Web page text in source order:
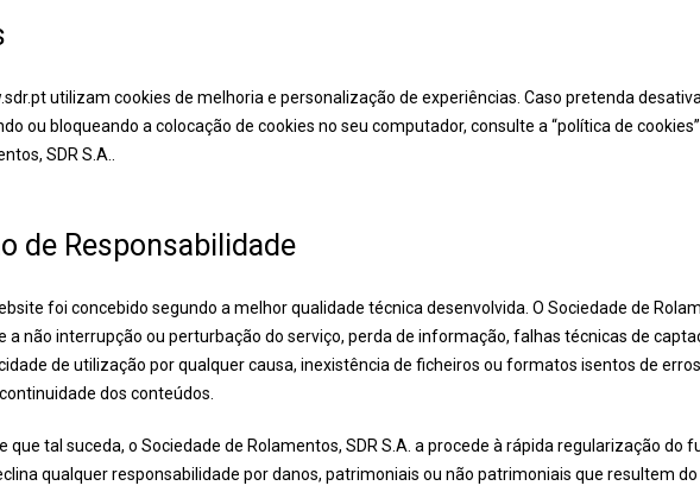
utilizam cookies de melhoria e personalização de experiências. Caso pretenda
ou bloqueando a colocação de cookies no seu computador, consulte a “política de
SDR S.A..
de Responsabilidade
foi concebido segundo a melhor qualidade técnica desenvolvida. O Sociedade de
a não interrupção ou perturbação do serviço, perda de informação, falhas técnicas de
de utilização por qualquer causa, inexistência de ficheiros ou formatos isentos de
dos conteúdos.
que tal suceda, o Sociedade de Rolamentos, SDR S.A. a procede à rápida regularização do
qualquer responsabilidade por danos, patrimoniais ou não patrimoniais que resultem